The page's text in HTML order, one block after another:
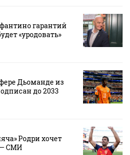
гарантий
«уродовать»
Дьоманде из
до 2033
Родри хочет
— СМИ